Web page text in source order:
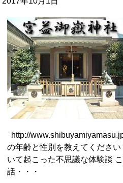
http://
の年齢と性別を教えてくださ
いて起こった不思議な体験談
話・・・